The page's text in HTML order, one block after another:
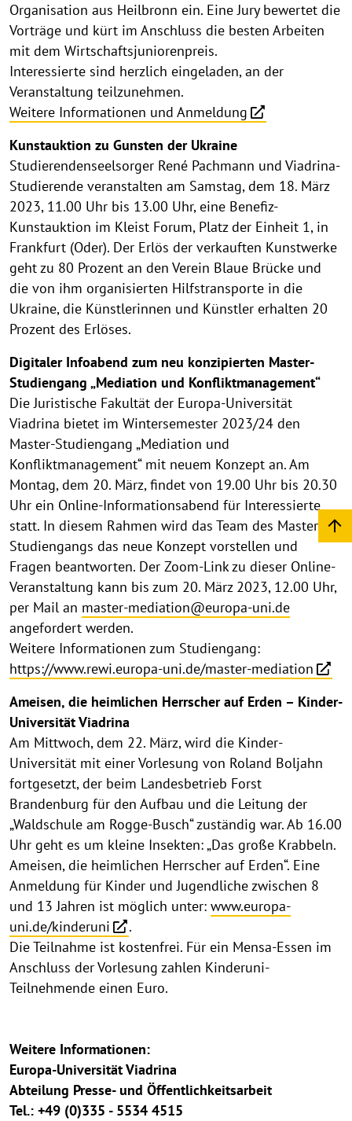
Organisation aus Heilbronn ein. Eine Jury bewertet die
Vorträge und kürt im Anschluss die besten Arbeiten
mit dem Wirtschaftsjuniorenpreis.
Interessierte sind herzlich eingeladen, an der
Veranstaltung teilzunehmen.
Weitere Informationen und Anmeldung
Kunstauktion zu Gunsten der Ukraine
Studierendenseelsorger René Pachmann und Viadrina-
Studierende veranstalten am Samstag, dem 18. März
2023, 11.00 Uhr bis 13.00 Uhr, eine Benefiz-
Kunstauktion im Kleist Forum, Platz der Einheit 1, in
Frankfurt (Oder). Der Erlös der verkauften Kunstwerke
geht zu 80 Prozent an den Verein Blaue Brücke und
die von ihm organisierten Hilfstransporte in die
Ukraine, die Künstlerinnen und Künstler erhalten 20
Prozent des Erlöses.
Digitaler Infoabend zum neu konzipierten Master-
Studiengang „Mediation und Konfliktmanagement“
Die Juristische Fakultät der Europa-Universität
Viadrina bietet im Wintersemester 2023/24 den
Master-Studiengang „Mediation und
Konfliktmanagement“ mit neuem Konzept an. Am
Montag, dem 20. März, findet von 19.00 Uhr bis 20.30
Uhr ein Online-Informationsabend für Interessierte
statt. In diesem Rahmen wird das Team des Master-
Studiengangs das neue Konzept vorstellen und
Fragen beantworten. Der Zoom-Link zu dieser Online-
Veranstaltung kann bis zum 20. März 2023, 12.00 Uhr,
per Mail an master-mediation@europa-uni.de
angefordert werden.
Weitere Informationen zum Studiengang:
https://www.rewi.europa-uni.de/master-mediation
Ameisen, die heimlichen Herrscher auf Erden – Kinder-
Universität Viadrina
Am Mittwoch, dem 22. März, wird die Kinder-
Universität mit einer Vorlesung von Roland Boljahn
fortgesetzt, der beim Landesbetrieb Forst
Brandenburg für den Aufbau und die Leitung der
„Waldschule am Rogge-Busch“ zuständig war. Ab 16.00
Uhr geht es um kleine Insekten: „Das große Krabbeln.
Ameisen, die heimlichen Herrscher auf Erden“. Eine
Anmeldung für Kinder und Jugendliche zwischen 8
und 13 Jahren ist möglich unter: www.europa-
uni.de/kinderuni
.
Die Teilnahme ist kostenfrei. Für ein Mensa-Essen im
Anschluss der Vorlesung zahlen Kinderuni-
Teilnehmende einen Euro.
Weitere Informationen:
Europa-Universität Viadrina
Abteilung Presse- und Öffentlichkeitsarbeit
Tel.: +49 (0)335 - 5534 4515